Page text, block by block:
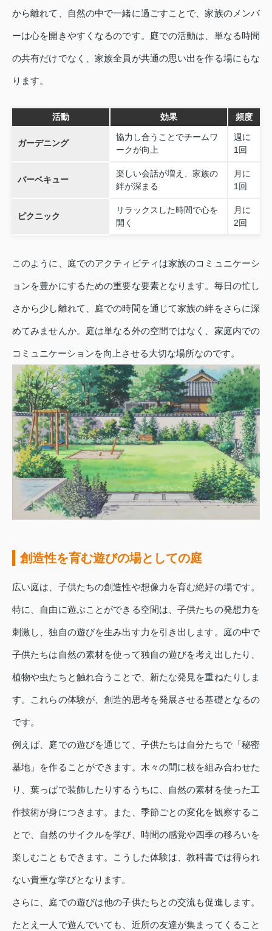
から離れて、自然の中で一緒に過ごすことで、家族のメンバ
ーは心を開きやすくなるのです。庭での活動は、単なる時間
の共有だけでなく、家族全員が共通の思い出を作る場にもな
ります。
活動 効果 頻度
ガーデニング
協力し合うことでチームワ
ークが向上
週に
1回
バーベキュー
楽しい会話が増え、家族の
絆が深まる
月に
1回
ピクニック
リラックスした時間で心を
開く
月に
2回
このように、庭でのアクティビティは家族のコミュニケーシ
ョンを豊かにするための重要な要素となります。毎日の忙し
さから少し離れて、庭での時間を通じて家族の絆をさらに深
めてみませんか。庭は単なる外の空間ではなく、家庭内での
コミュニケーションを向上させる大切な場所なのです。
創造性を育む遊びの場としての庭
広い庭は、子供たちの創造性や想像力を育む絶好の場です。
特に、自由に遊ぶことができる空間は、子供たちの発想力を
刺激し、独自の遊びを生み出す力を引き出します。庭の中で
子供たちは自然の素材を使って独自の遊びを考え出したり、
植物や虫たちと触れ合うことで、新たな発見を重ねたりしま
す。これらの体験が、創造的思考を発展させる基礎となるの
です。
例えば、庭での遊びを通じて、子供たちは自分たちで「秘密
基地」を作ることができます。木々の間に枝を組み合わせた
り、葉っぱで装飾したりするうちに、自然の素材を使った工
作技術が身につきます。また、季節ごとの変化を観察するこ
とで、自然のサイクルを学び、時間の感覚や四季の移ろいを
楽しむこともできます。こうした体験は、教科書では得られ
ない貴重な学びとなります。
さらに、庭での遊びは他の子供たちとの交流も促進します。
たとえ一人で遊んでいても、近所の友達が集まってくること